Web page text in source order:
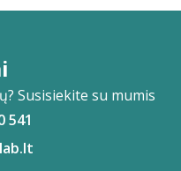
Andriuškevičiūtė
Anikinas
Susisiekite su mumis
541